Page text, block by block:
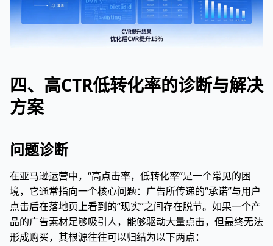
四、高CTR低转化率的诊断与解决
方案
问题诊断
在亚马逊运营中，“高点击率，低转化率”是一个常见的困
境，它通常指向一个核心问题：广告所传递的“承诺”与用户
点击后在落地页上看到的“现实”之间存在脱节。如果一个产
品的广告素材足够吸引人，能够驱动大量点击，但最终无法
形成购买，其根源往往可以归结为以下两点：